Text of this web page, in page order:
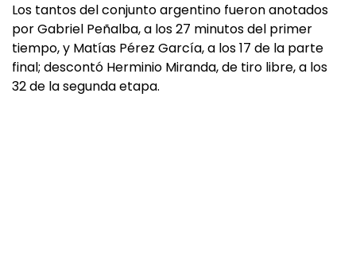
Los tantos del conjunto argentino fueron anotados
por Gabriel Peñalba, a los 27 minutos del primer
tiempo, y Matías Pérez García, a los 17 de la parte
final; descontó Herminio Miranda, de tiro libre, a los
32 de la segunda etapa.